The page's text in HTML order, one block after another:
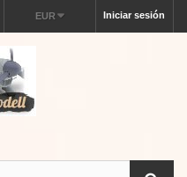
Iniciar sesión
EUR